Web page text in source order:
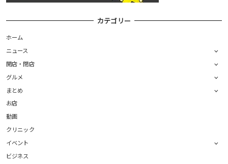
カテゴリー
ホーム
ニュース
開店・閉店
グルメ
まとめ
お店
動画
クリニック
イベント
ビジネス